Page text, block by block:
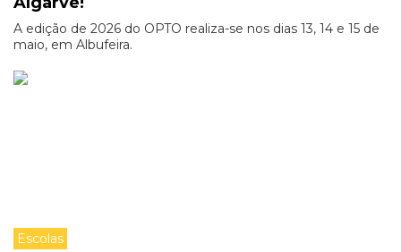
A edição de 2026 do OPTO realiza-se nos dias 13, 14 e 15 de
maio, em Albufeira.
Escolas